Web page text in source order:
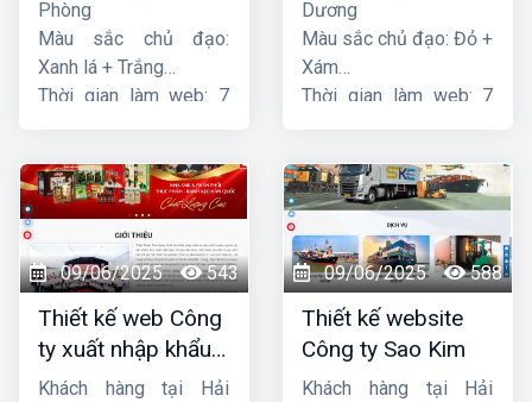
Phòng
Màu sắc chủ đạo:
Xanh lá + Trắng
Thời gian làm web: 7
Dương
Màu sắc chủ đạo: Đỏ +
Xám
Thời gian làm web: 7
09/06/2025 543
Thiết kế web Công
ty xuất nhập khẩu
Thiên Thuận Phát
Khách hàng tại Hải
09/06/2025 588
Thiết kế website
Công ty Sao Kim
Khách hàng tại Hải